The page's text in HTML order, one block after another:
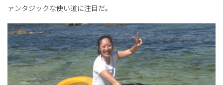
ァンタジックな使い道に注目だ。